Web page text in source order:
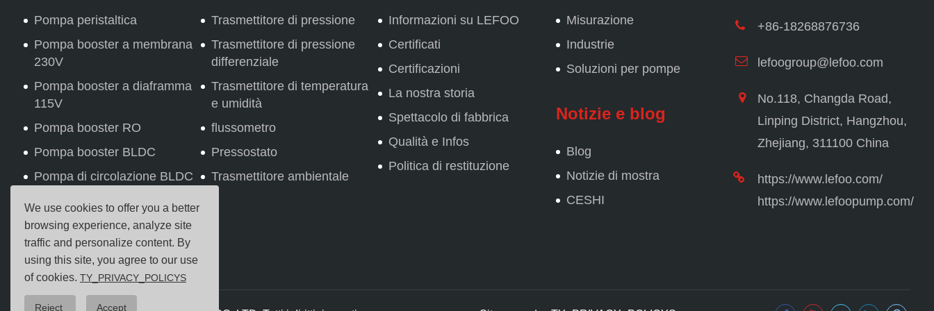
Pompa peristaltica
Pompa booster a membrana
230V
Pompa booster a diaframma
115V
Pompa booster RO
Pompa booster BLDC
Pompa di circolazione BLDC
Pompa domanda/mandata
Pompa Booster a membrana
AC RO
Trasmettitore di pressione
Trasmettitore di pressione
differenziale
Trasmettitore di temperatura
e umidità
flussometro
Pressostato
Trasmettitore ambientale
Informazioni su LEFOO
Certificati
Certificazioni
La nostra storia
Spettacolo di fabbrica
Qualità e Infos
Politica di restituzione
Misurazione
Industrie
Soluzioni per pompe
Notizie e blog
Blog
Notizie di mostra
CESHI
+86-18268876736
lefoogroup@lefoo.com
No.118, Changda Road,
Linping District, Hangzhou,
Zhejiang, 311100 China
https://www.lefoo.com/
https://www.lefoopump.com/
We use cookies to offer you a better
browsing experience, analyze site
traffic and personalize content. By
using this site, you agree to our use
of cookies. TY_PRIVACY_POLICYS
Reject Accept